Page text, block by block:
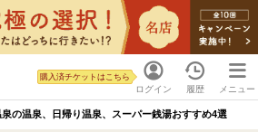
ログイン
購入済チケットはこちら
履歴 メニュー
の温泉、日帰り温泉、スーパー銭湯おすすめ4選